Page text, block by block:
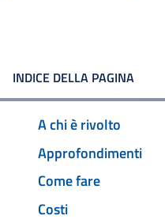
INDICE DELLA PAGINA
A chi è rivolto
Approfondimenti
Come fare
Costi